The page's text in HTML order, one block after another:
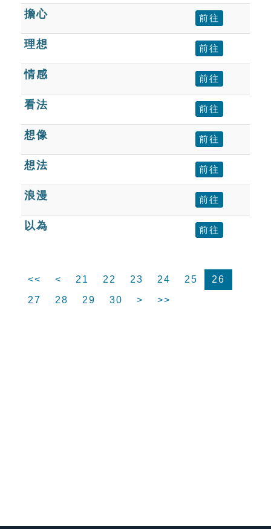
教學應用
貓頭鷹博士
擔心 前往
理想 前往
情感 前往
看法 前往
想像 前往
想法 前往
浪漫 前往
以為 前往
<< < 21 22 23 24 25
26
27
28 29 30 > >>